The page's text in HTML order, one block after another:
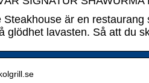
Steakhouse är en
glödhet lavasten. Så att du